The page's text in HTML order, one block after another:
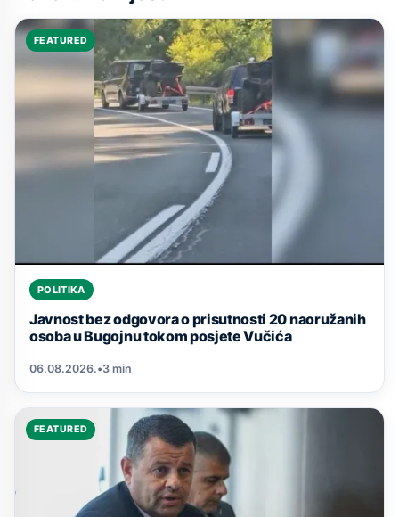
FEATURED
POLITIKA
Javnost bez odgovora o prisutnosti 20 naoružanih
osoba u Bugojnu tokom posjete Vučića
06.08.2026.•3 min
FEATURED